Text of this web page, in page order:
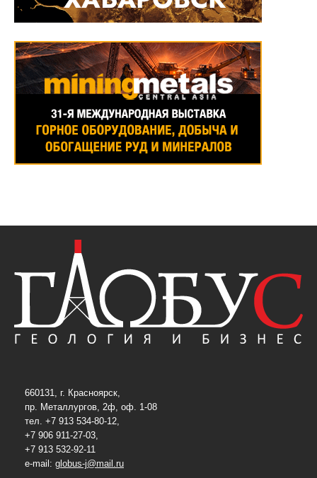
660131, г. Красноярск,
пр. Металлургов, 2ф, оф. 1-08
тел. +7 913 534-80-12,
+7 906 911-27-03,
+7 913 532-92-11
e-mail: globus-j@mail.ru